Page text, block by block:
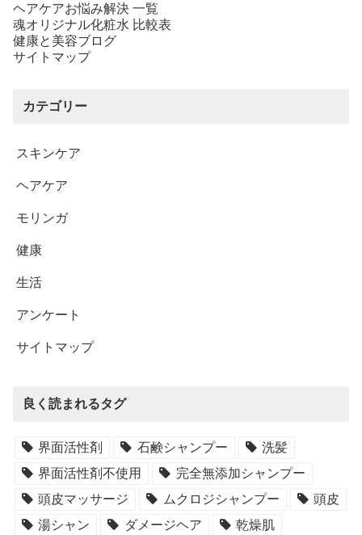
ヘアケアお悩み解決 一覧
魂オリジナル化粧水 比較表
健康と美容ブログ
サイトマップ
カテゴリー
スキンケア
ヘアケア
モリンガ
健康
生活
アンケート
サイトマップ
良く読まれるタグ
界面活性剤 石鹸シャンプー
洗髪
界面活性剤不使用
完全無添加シャンプー
頭皮マッサージ
ムクロジシャンプー
頭皮
湯シャン
ダメージヘア
乾燥肌